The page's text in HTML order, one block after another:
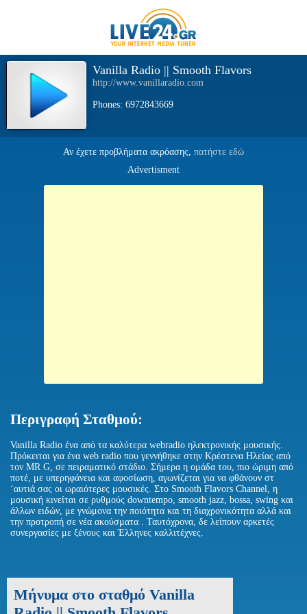
Vanilla Radio || Smooth Flavors
http://www.vanillaradio.com
Phones: 6972843669
Αν έχετε προβλήματα ακρόασης, πατήστε εδώ
Advertisment
Περιγραφή Σταθμού:
Vanilla Radio ένα από τα καλύτερα webradio ηλεκτρονικής μουσικής.
Πρόκειται για ένα web radio που γεννήθηκε στην Κρέστενα Ηλείας από
τον MR G, σε πειραματικό στάδιο. Σήμερα η ομάδα του, πιο ώριμη από
ποτέ, με υπερηφάνεια και αφοσίωση, αγωνίζεται για να φθάνουν στ
‘αυτιά σας οι ωραιότερες μουσικές. Στο Smooth Flavors Channel, η
μουσική κινείται σε ρυθμούς downtempo, smooth jazz, bossa, swing και
άλλων ειδών, με γνώμονα την ποιότητα και τη διαχρονικότητα αλλά και
την προτροπή σε νέα ακούσματα . Ταυτόχρονα, δε λείπουν αρκετές
συνεργασίες με ξένους και Έλληνες καλλιτέχνες.
Μήνυμα στο σταθμό Vanilla